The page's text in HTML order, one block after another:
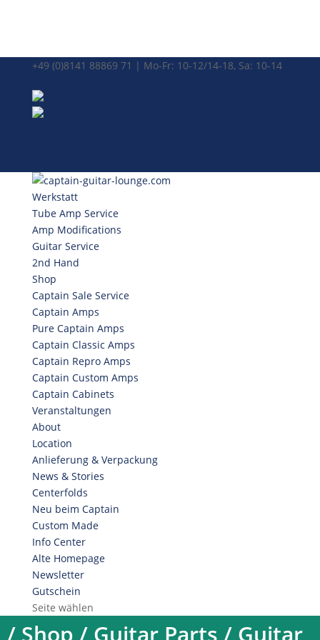
+49 (0)8141 88869 71 | Mo-Fr: 10-12/14-18, Sa: 10-14
Werkstatt
Tube Amp Service
Amp Modifications
Guitar Service
2nd Hand
Shop
Captain Sale Service
Captain Amps
Pure Captain Amps
Captain Classic Amps
Captain Repro Amps
Captain Custom Amps
Captain Cabinets
Veranstaltungen
About
Location
Anlieferung & Verpackung
News & Stories
Centerfolds
Neu beim Captain
Custom Made
Info Center
Alte Homepage
Newsletter
Gutschein
Seite wählen
/ Shop / Guitar Parts / Guitar